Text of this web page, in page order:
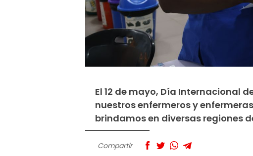
El 12 de mayo, Día Internacional
nuestros enfermeros y
brindamos en diversas regiones
Compartir